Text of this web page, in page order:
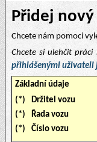
Přidej nový
Chcete nám pomoci
Chcete si ulehčit
přihlášenými uživateli
Základní údaje
(*)
Držitel vozu
(*)
Řada vozu
(*)
Číslo vozu